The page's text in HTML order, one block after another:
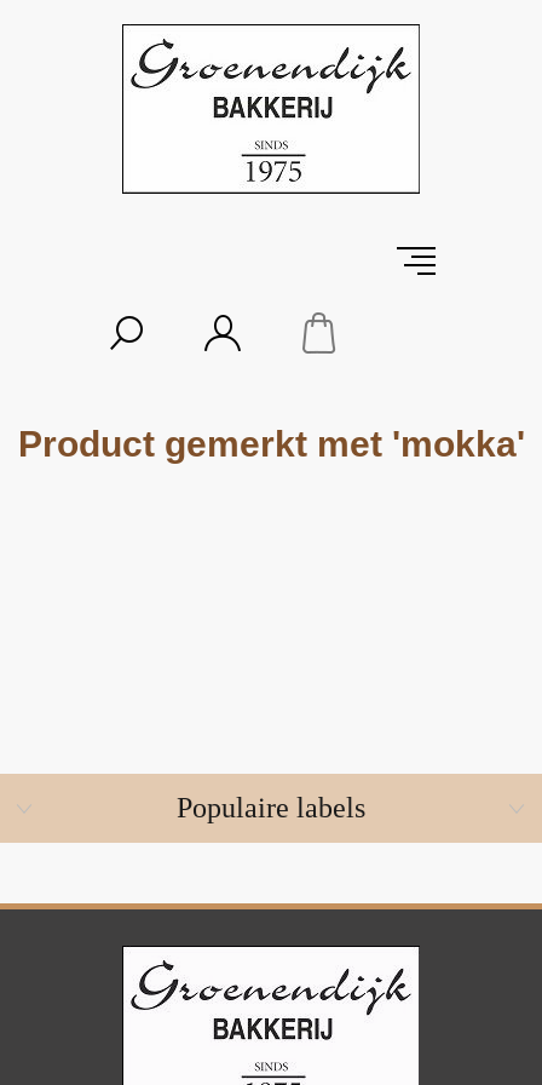
Product gemerkt met 'mokka'
Populaire labels